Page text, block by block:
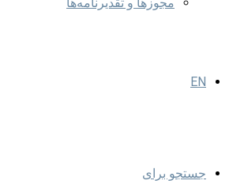
EN
جستجو برای